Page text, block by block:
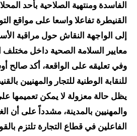
الفاسدة ومنتهية الصلاحية بأحد
القنيطرة تفاعلا واسعا على مواقع
إلى الواجهة النقاش حول مراقبة
معايير السلامة الصحية داخل مختلف
وفي تعليقه على الواقعة، أكد صالح
للنقابة الوطنية للتجار والمهنيين
يظل حالة معزولة لا يمكن تعميمها
والمهنيين بالمدينة، مشدداً على أن
الفاعلين في قطاع التجارة تلتزم